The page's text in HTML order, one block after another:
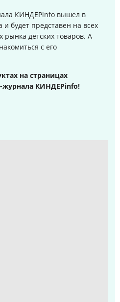
КИНДЕРinfo вышел в
и будет представен на всех
рынка детских товаров. А
с его
на страницах
журнала КИНДЕРinfo!